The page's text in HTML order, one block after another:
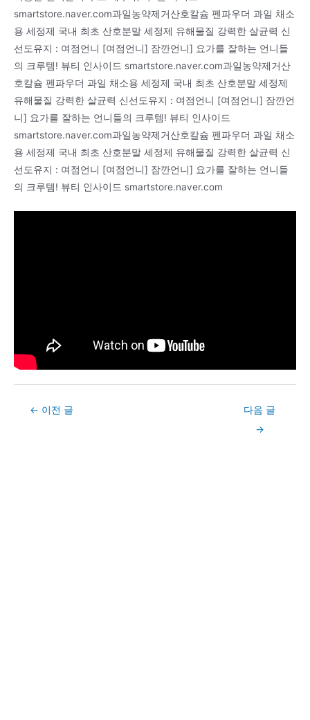
smartstore.naver.com과일농약제거산호칼슘 펜파우더 과일 채소
용 세정제 국내 최초 산호분말 세정제 유해물질 강력한 살균력 신
선도유지 : 여점언니 [여점언니] 잠깐언니] 요가를 잘하는 언니들
의 크루템! 뷰티 인사이드 smartstore.naver.com과일농약제거산
호칼슘 펜파우더 과일 채소용 세정제 국내 최초 산호분말 세정제
유해물질 강력한 살균력 신선도유지 : 여점언니 [여점언니] 잠깐언
니] 요가를 잘하는 언니들의 크루템! 뷰티 인사이드
smartstore.naver.com과일농약제거산호칼슘 펜파우더 과일 채소
용 세정제 국내 최초 산호분말 세정제 유해물질 강력한 살균력 신
선도유지 : 여점언니 [여점언니] 잠깐언니] 요가를 잘하는 언니들
의 크루템! 뷰티 인사이드 smartstore.naver.com
Post← 이전 글
다음 글
→